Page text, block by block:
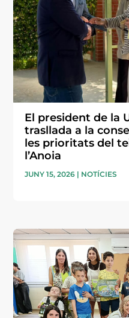
El president de la
trasllada a la
les prioritats del
l’Anoia
JUNY 15, 2026 | NOTÍCIES